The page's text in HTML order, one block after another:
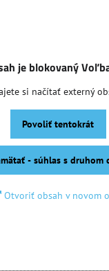
je blokovaný
si načítať externý
Povoliť tentokrát
- súhlas s druhom
Otvoriť obsah v novom